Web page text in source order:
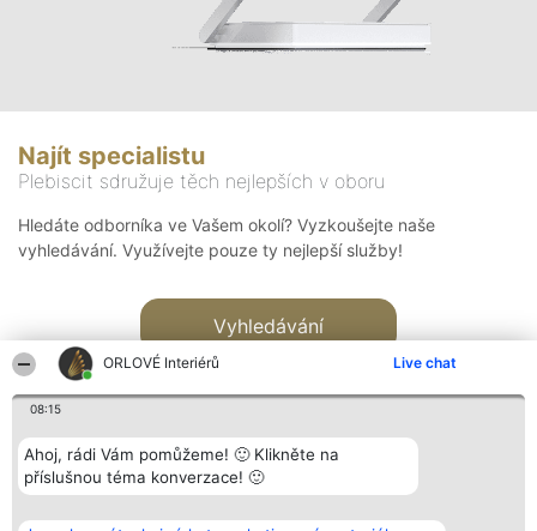
ORLOVÉ Interiérů Live chat
08:15
Ahoj, rádi Vám pomůžeme! 🙂 Klikněte na
příslušnou téma konverzace! 🙂
Najít specialistu
Plebiscit sdružuje těch nejlepších v oboru
Hledáte odborníka ve Vašem okolí? Vyzkoušejte naše
vyhledávání. Využívejte pouze ty nejlepší služby!
Vyhledávání
Bright Side Solutions sp. z o.
Vítězové
Kontakt